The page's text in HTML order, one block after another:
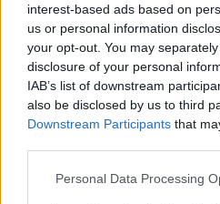
interest-based ads based on
us or personal information
your opt-out. You may
disclosure of your personal
IAB’s list of downstream
also be disclosed by us to third
Downstream Participants that
Personal Data Processing
Žiūrimiausi
Pateikė daugiau detalių apie